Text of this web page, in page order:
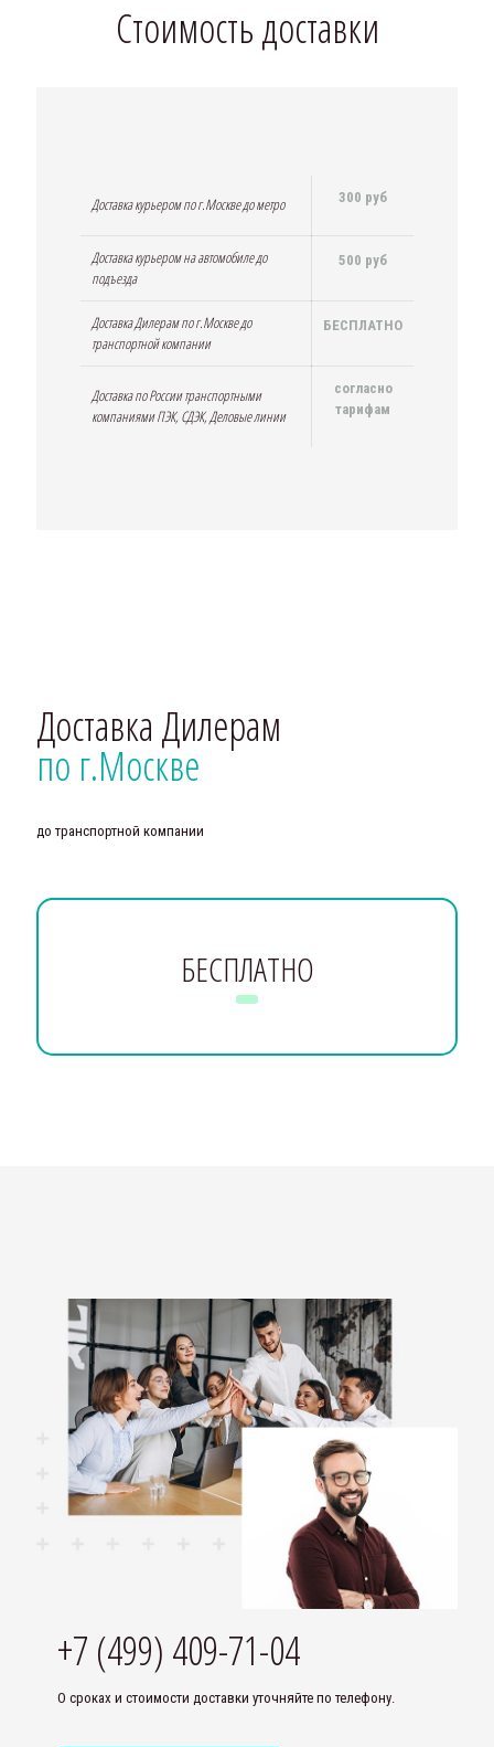
Стоимость доставки
Доставка курьером по г.Москве до метро 300 руб
Доставка курьером на автомобиле до
подъезда
500 руб
Доставка Дилерам по г.Москве до
транспортной компании
БЕСПЛАТНО
Доставка по России транспортными
компаниями ПЭК, СДЭК, Деловые линии
согласно
тарифам
Доставка Дилерам
по г.Москве
до транспортной компании
БЕСПЛАТНО
+7 (499) 409-71-04
О сроках и стоимости доставки уточняйте по телефону.